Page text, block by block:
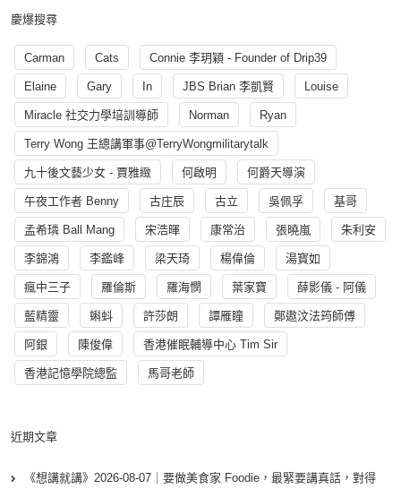
慶爆搜尋
Carman Cats Connie 李玥穎 - Founder of Drip39
Elaine Gary In JBS Brian 李凱賢 Louise
Miracle 社交力學培訓導師 Norman Ryan
Terry Wong 王總講軍事@TerryWongmilitarytalk
九十後文藝少女 - 賈雅緻 何啟明 何爵天導演
午夜工作者 Benny 古庄辰 古立 吳佩孚 基哥
孟希璘 Ball Mang 宋浩暉 康常治 張曉嵐 朱利安
李錦鴻 李鑑峰 梁天琦 楊偉倫 湯寳如
瘋中三子 羅倫斯 羅海憫 葉家寶 薛影儀 - 阿儀
藍精靈 蝌蚪 許莎朗 譚雁瞳 鄭遨汶法筠師傅
阿銀 陳俊偉 香港催眠輔導中心 Tim Sir
香港記憶學院總監 馬哥老師
近期文章
《想講就講》2026-08-07｜要做美食家 Foodie，最緊要講真話，對得